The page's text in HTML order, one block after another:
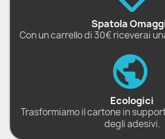
Spatola
Con un carrello di 30€ riceverai
Ecologici
Trasformiamo il cartone in
degli adesivi.